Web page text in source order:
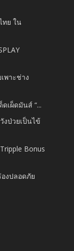
ทย ใน
พาะช่าง
เผ็ดมันส์ “...
งป่วยเป็นไข้
Bonus
องปลอดภัย